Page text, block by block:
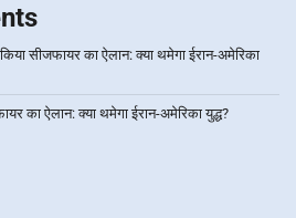
सीजफायर का ऐलान: क्या थमेगा ईरान-अमेरिका
का ऐलान: क्या थमेगा ईरान-अमेरिका युद्ध?